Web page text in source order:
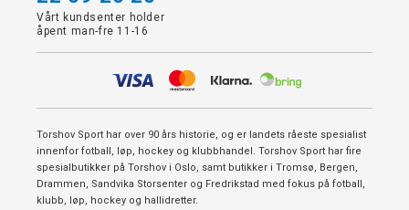
Vårt kundsenter holder
åpent man-fre 11-16
Torshov Sport har over 90 års historie, og er landets råeste spesialist
innenfor fotball, løp, hockey og klubbhandel. Torshov Sport har fire
spesialbutikker på Torshov i Oslo, samt butikker i Tromsø, Bergen,
Drammen, Sandvika Storsenter og Fredrikstad med fokus på fotball,
klubb, løp, hockey og hallidretter.